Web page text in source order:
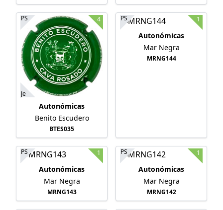
PS 4
Je
Autonómicas
Benito Escudero
BTES035
PS 1
Autonómicas
Mar Negra
MRNG144
PS 1
Autonómicas
Mar Negra
MRNG143
PS 1
Autonómicas
Mar Negra
MRNG142